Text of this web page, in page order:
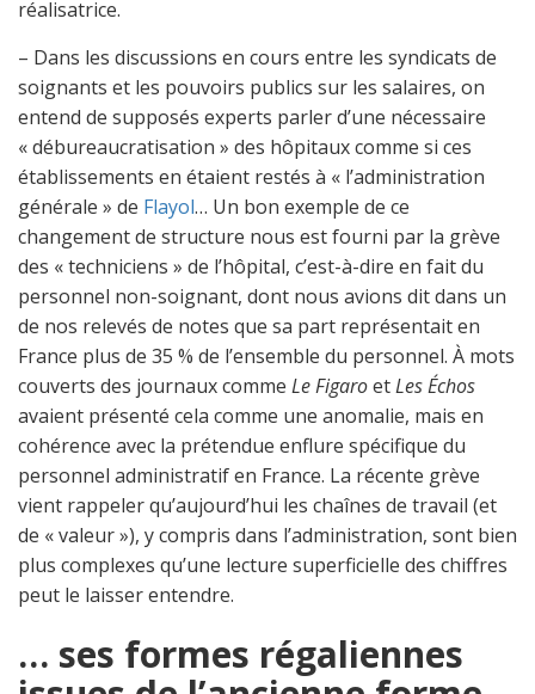
réalisatrice.
– Dans les discussions en cours entre les syndicats de
soignants et les pouvoirs publics sur les salaires, on
entend de supposés experts parler d’une nécessaire
« débureaucratisation » des hôpitaux comme si ces
établissements en étaient restés à « l’administration
générale » de Flayol… Un bon exemple de ce
changement de structure nous est fourni par la grève
des « techniciens » de l’hôpital, c’est-à-dire en fait du
personnel non-soignant, dont nous avions dit dans un
de nos relevés de notes que sa part représentait en
France plus de 35 % de l’ensemble du personnel. À mots
couverts des journaux comme Le FigaroetLes Échos
avaient présenté cela comme une anomalie, mais en
cohérence avec la prétendue enflure spécifique du
personnel administratif en France. La récente grève
vient rappeler qu’aujourd’hui les chaînes de travail (et
de « valeur »), y compris dans l’administration, sont bien
plus complexes qu’une lecture superficielle des chiffres
peut le laisser entendre.
… ses formes régaliennes